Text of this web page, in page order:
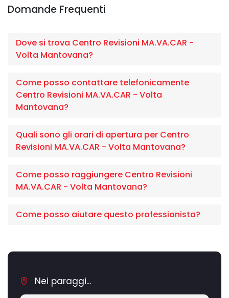
Domande Frequenti
Dove si trova Centro Revisioni MA.VA.CAR -
Volta Mantovana?
Come posso contattare telefonicamente
Centro Revisioni MA.VA.CAR - Volta
Mantovana?
Quali sono gli orari di apertura per Centro
Revisioni MA.VA.CAR - Volta Mantovana?
Come posso raggiungere Centro Revisioni
MA.VA.CAR - Volta Mantovana?
Come posso aiutare questo professionista?
Nei paraggi...